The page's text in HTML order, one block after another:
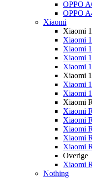
OPPO
OPPO
Xiaomi
Xiaomi
Xiaomi
Xiaomi
Xiaomi
Xiaomi
Xiaomi
Xiaomi
Xiaomi
Xiaomi
Xiaomi
Xiaomi
Xiaomi
Xiaomi
Xiaomi
Overige
Xiaomi
Nothing